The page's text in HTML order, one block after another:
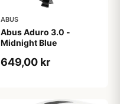
ABUS
Abus Aduro 3.0 -
Midnight Blue
649,00 kr